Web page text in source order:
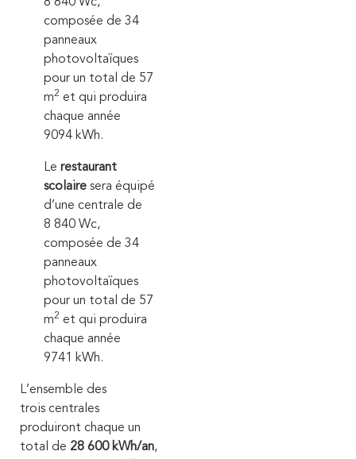
composée de 34
panneaux
photovoltaïques
pour un total de 57
m2 et qui produira
chaque année
9094 kWh.
Le restaurant
scolaire sera équipé
d’une centrale de
8 840 Wc,
composée de 34
panneaux
photovoltaïques
pour un total de 57
m2 et qui produira
chaque année
9741 kWh.
L’ensemble des
trois centrales
produiront chaque un
total de 28 600 kWh/an,